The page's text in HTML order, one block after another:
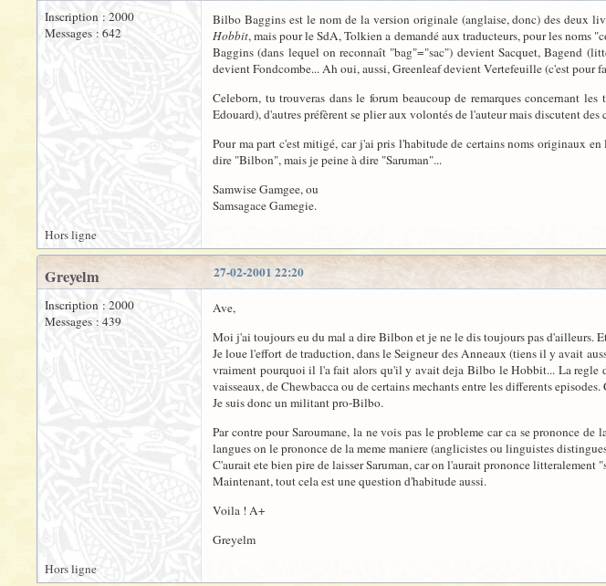
Inscription : 2000
Messages : 642
Bilbo Baggins est le nom de la version originale (anglaise, donc) des deux
Hobbit, mais pour le SdA, Tolkien a demandé aux traducteurs, pour les noms
Baggins (dans lequel on reconnaît "bag"="sac") devient Sacquet, Bagend
devient Fondcombe... Ah oui, aussi, Greenleaf devient Vertefeuille (c'est pour
Celeborn, tu trouveras dans le forum beaucoup de remarques concernant
Edouard), d'autres préfèrent se plier aux volontés de l'auteur mais discutent
Pour ma part c'est mitigé, car j'ai pris l'habitude de certains noms originaux
dire "Bilbon", mais je peine à dire "Saruman"...
Samwise Gamgee, ou
Samsagace Gamegie.
Hors ligne
27-02-2001 22:20
Greyelm
Inscription : 2000
Messages : 439
Ave,
Moi j'ai toujours eu du mal a dire Bilbon et je ne le dis toujours pas d'ailleurs.
Je loue l'effort de traduction, dans le Seigneur des Anneaux (tiens il y avait
vraiment pourquoi il l'a fait alors qu'il y avait deja Bilbo le Hobbit... La regle
vaisseaux, de Chewbacca ou de certains mechants entre les differents
Je suis donc un militant pro-Bilbo.
Par contre pour Saroumane, la ne vois pas le probleme car ca se prononce
langues on le prononce de la meme maniere (anglicistes ou linguistes
C'aurait ete bien pire de laisser Saruman, car on l'aurait prononce litteralement
Maintenant, tout cela est une question d'habitude aussi.
Voila ! A+
Greyelm
Hors ligne